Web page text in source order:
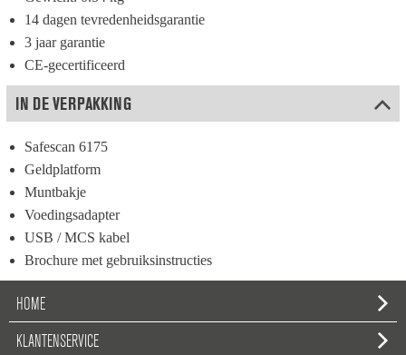
14 dagen tevredenheidsgarantie
3 jaar garantie
CE-gecertificeerd
IN DE VERPAKKING
Safescan 6175
Geldplatform
Muntbakje
Voedingsadapter
USB / MCS kabel
Brochure met gebruiksinstructies
HOME
KLANTENSERVICE